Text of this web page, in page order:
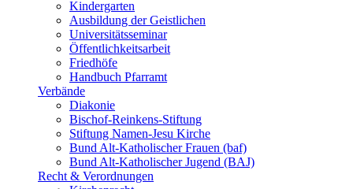
Kindergarten
Ausbildung der Geistlichen
Universitätsseminar
Öffentlichkeitsarbeit
Friedhöfe
Handbuch Pfarramt
Verbände
Diakonie
Bischof-Reinkens-Stiftung
Stiftung Namen-Jesu Kirche
Bund Alt-Katholischer Frauen (baf)
Bund Alt-Katholischer Jugend (BAJ)
Recht & Verordnungen